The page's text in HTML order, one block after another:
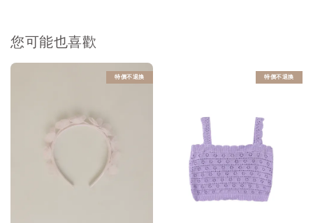
您可能也喜歡
特價不退換 特價不退換